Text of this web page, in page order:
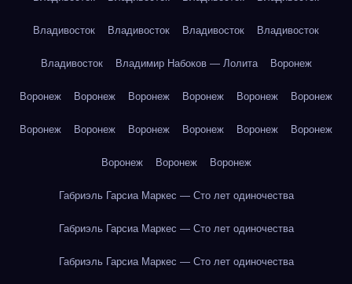
Владивосток Владивосток Владивосток Владивосток
Владивосток Владимир Набоков — Лолита Воронеж
Воронеж Воронеж Воронеж Воронеж Воронеж Воронеж
Воронеж Воронеж Воронеж Воронеж Воронеж Воронеж
Воронеж Воронеж Воронеж
Габриэль Гарсиа Маркес — Сто лет одиночества
Габриэль Гарсиа Маркес — Сто лет одиночества
Габриэль Гарсиа Маркес — Сто лет одиночества